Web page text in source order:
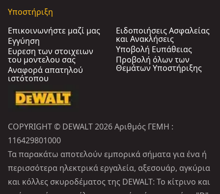
Υποστήριξη
Επικοινωνήστε μαζί μας
Εγγύηση
Ευρεση των στοιχειων
του μοντελου σας
Αναφορά απατηλού
ιστότοπου
Ειδοποιήσεις Ασφαλείας
και Ανακλήσεις
Υποβολή Ευπάθειας
Προβολή όλων των
Θεμάτων Υποστήριξης
COPYRIGHT © DEWALT 2026 Αριθμός ΓΕΜΗ :
116429801000
Τα παρακάτω αποτελούν εμπορικά σήματα για ένα ή
περισσότερα ηλεκτρικά εργαλεία, αξεσουάρ, αγκύρια
και κόλλες σκυροδέματος της DEWALT: Το κίτρινο και